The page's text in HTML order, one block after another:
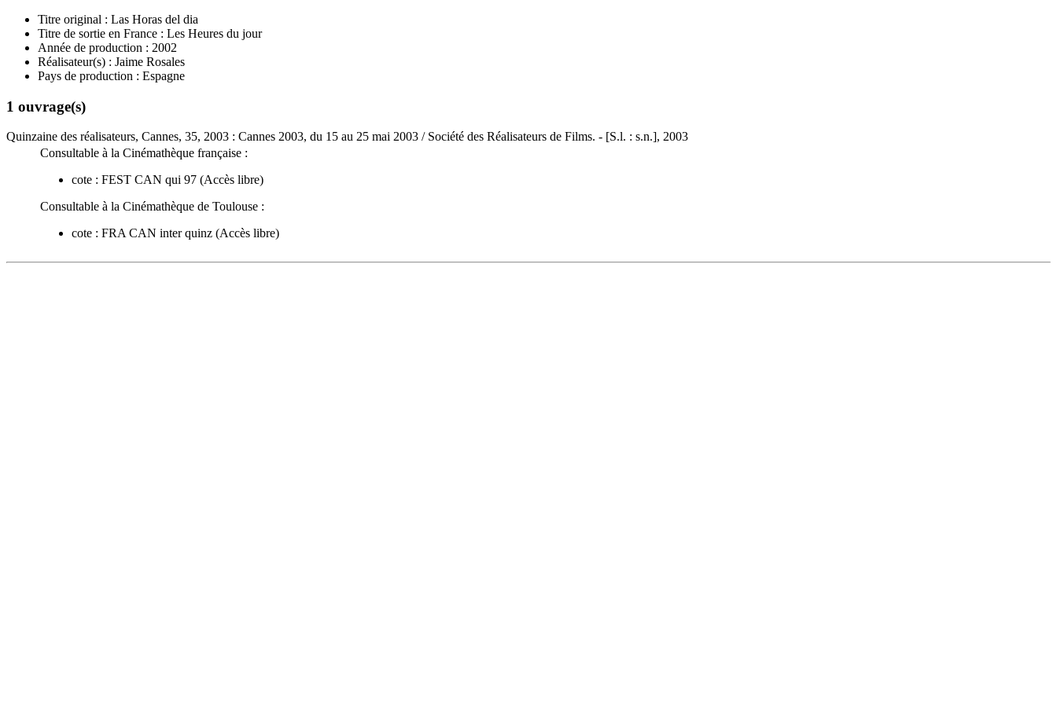
Titre original : Las Horas del dia
Titre de sortie en France : Les Heures du jour
Année de production : 2002
Réalisateur(s) : Jaime Rosales
Pays de production : Espagne
1 ouvrage(s)
Quinzaine des réalisateurs, Cannes, 35, 2003 : Cannes 2003, du 15 au 25 mai 2003 / Société des Réalisateurs de Films. - [S.l. : s.n.], 2003
Consultable à la Cinémathèque française :
cote : FEST CAN qui 97 (Accès libre)
Consultable à la Cinémathèque de Toulouse :
cote : FRA CAN inter quinz (Accès libre)